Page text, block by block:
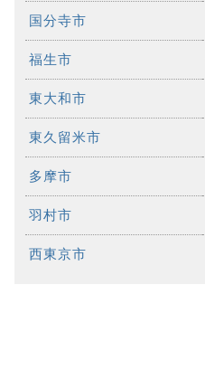
国分寺市
福生市
東大和市
東久留米市
多摩市
羽村市
西東京市